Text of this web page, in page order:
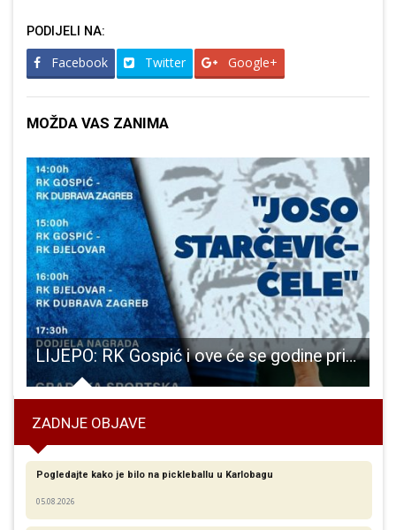
PODIJELI NA:
Facebook Twitter Google+
MOŽDA VAS ZANIMA
LIJEPO: RK Gospić i ove će se godine prisjetiti legendarnog Jose Starčevića Ćele
ZADNJE OBJAVE
Pogledajte kako je bilo na pickleballu u Karlobagu
05.08.2026